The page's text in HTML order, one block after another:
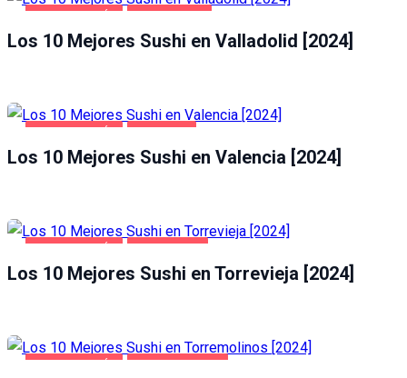
Los 10 Mejores Sushi en Valladolid [2024]
Los 10 Mejores Sushi en Valencia [2024]
Los 10 Mejores Sushi en Torrevieja [2024]